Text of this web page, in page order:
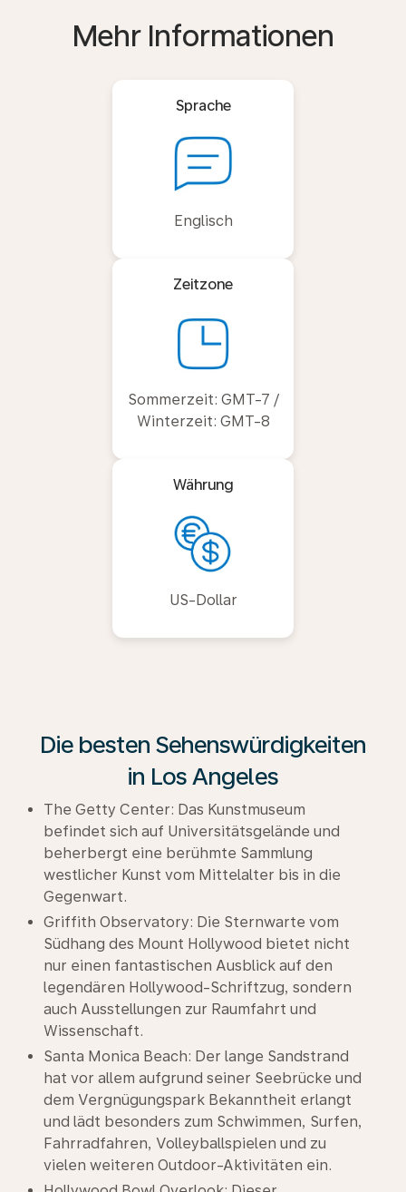
Mehr Informationen
Sprache
Englisch
Zeitzone
Sommerzeit: GMT-7 /
Winterzeit: GMT-8
Währung
US-Dollar
Die besten Sehenswürdigkeiten
in Los Angeles
The Getty Center: Das Kunstmuseum
befindet sich auf Universitätsgelände und
beherbergt eine berühmte Sammlung
westlicher Kunst vom Mittelalter bis in die
Gegenwart.
Griffith Observatory: Die Sternwarte vom
Südhang des Mount Hollywood bietet nicht
nur einen fantastischen Ausblick auf den
legendären Hollywood-Schriftzug, sondern
auch Ausstellungen zur Raumfahrt und
Wissenschaft.
Santa Monica Beach: Der lange Sandstrand
hat vor allem aufgrund seiner Seebrücke und
dem Vergnügungspark Bekanntheit erlangt
und lädt besonders zum Schwimmen, Surfen,
Fahrradfahren, Volleyballspielen und zu
vielen weiteren Outdoor-Aktivitäten ein.